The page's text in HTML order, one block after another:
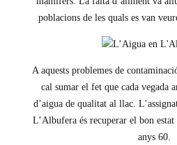
poblacions de les quals es van
A aquests problemes de
cal sumar el fet que cada vegada
d’aigua de qualitat al llac.
L’Albufera és recuperar el bon
anys 60.